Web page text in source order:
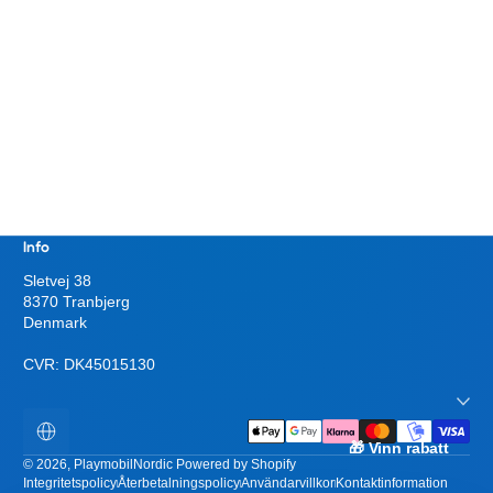
Info
Sletvej 38
8370 Tranbjerg
Denmark
CVR: DK45015130
Lokalisering
Betalningsmetoder
© 2026, PlaymobilNordic Powered by Shopify
IntegritetspolicyÅterbetalningspolicyAnvändarvillkor Kontaktinformation
🎁 Vinn rabatt